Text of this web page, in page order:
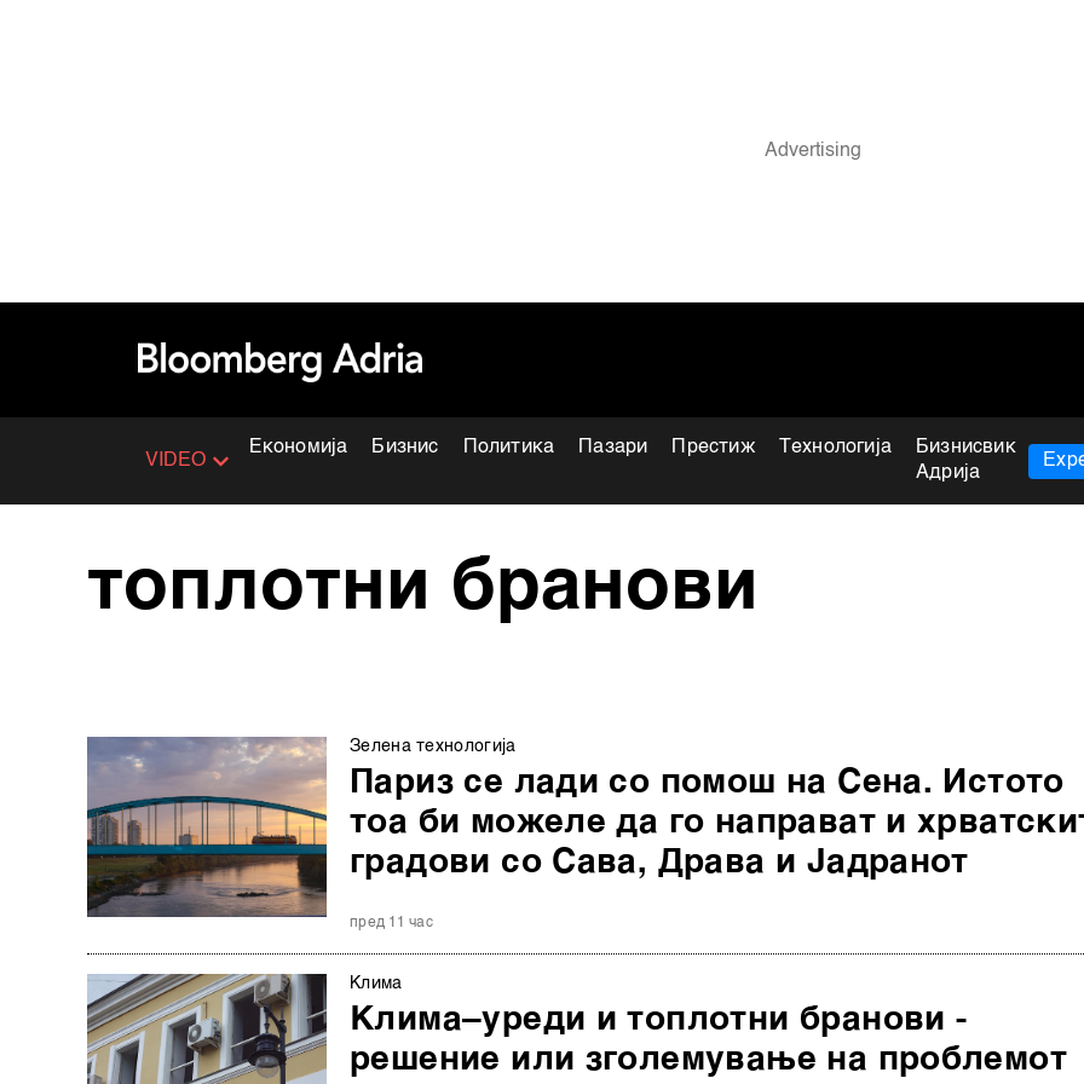
VIDEO
Економија Бизнис Политика Пазари Престиж Технологија
Бизнисвик
Адрија
топлотни бранови
Зелена технологија
Париз се лади со помош на Сена. Истото
тоа би можеле да го направат и
градови со Сава, Драва и Јадранот
пред 11 час
Клима
Клима–уреди и топлотни бранови -
решение или зголемување на проблемот